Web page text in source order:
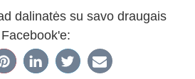
dalinatės su savo draugais
Facebook'e: